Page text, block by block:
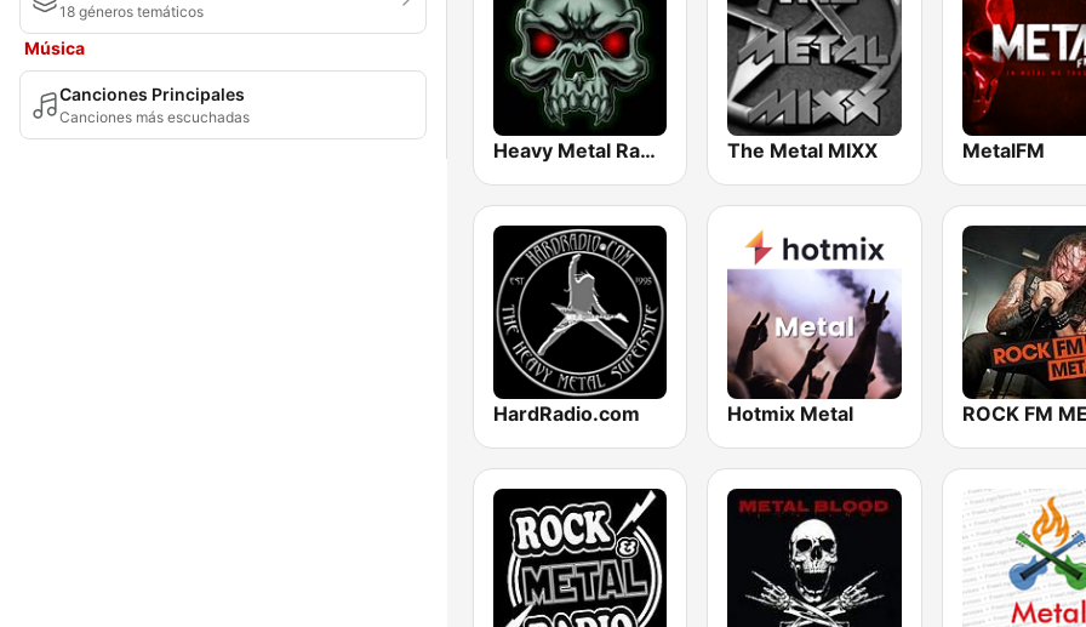
18 géneros temáticos
Música
Canciones Principales
Canciones más escuchadas
Heavy Metal Radio The Metal MIXX MetalFM
HardRadio.com Hotmix Metal ROCK FM